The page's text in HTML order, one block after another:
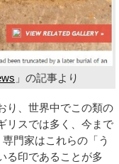
」の記事より
り、世界中でこの類の
リスでは多く、今まで
門家はこれらの「う
る印であることが多